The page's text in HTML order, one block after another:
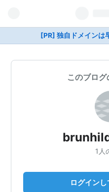
[PR] 独自ドメインは
このブロ
1人
ログイン